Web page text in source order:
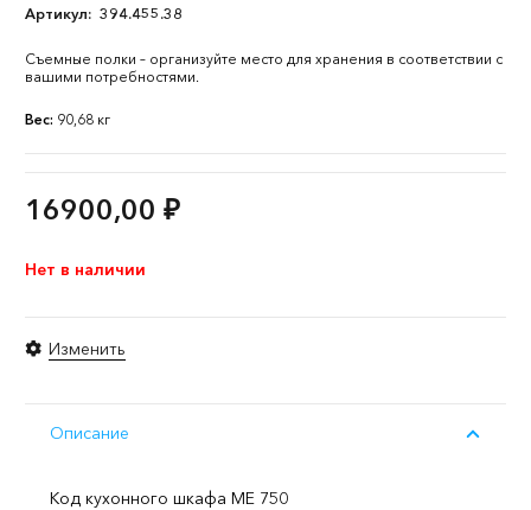
Артикул: 394.455.38
Съемные полки – организуйте место для хранения в соответствии с
вашими потребностями.
Вес: 90,68 кг
16900,00 ₽
Нет в наличии
Изменить
Описание
Код кухонного шкафа ME 750